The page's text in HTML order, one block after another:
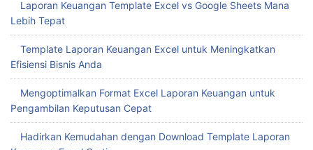
Mengoptimalkan Keuangan dengan Template Laporan
Keuangan Spreadsheet
Optimalkan Pengeluaran Usaha dengan Template Nota Excel
Kustom
Laporan Keuangan Template Excel vs Google Sheets Mana
Lebih Tepat
Template Laporan Keuangan Excel untuk Meningkatkan